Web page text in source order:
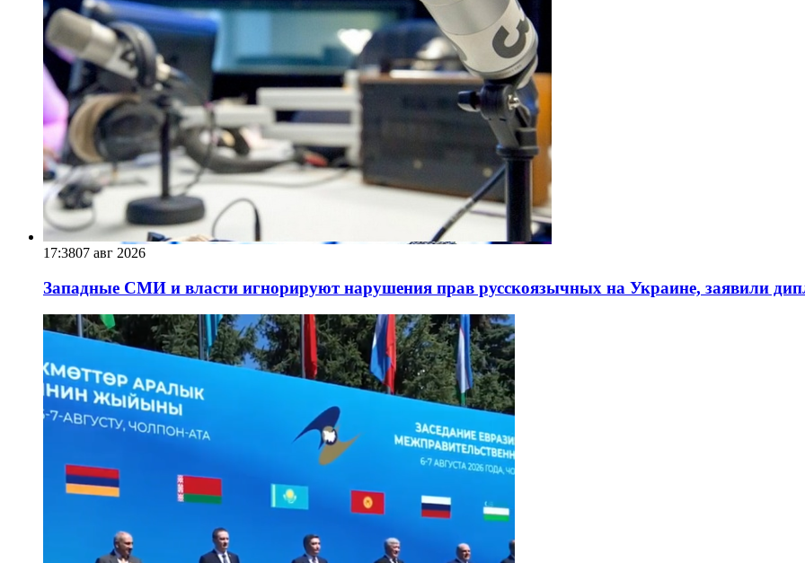
17:3807 авг 2026
Западные СМИ и власти игнорируют нарушения прав русскоязычных на Украине, заявили